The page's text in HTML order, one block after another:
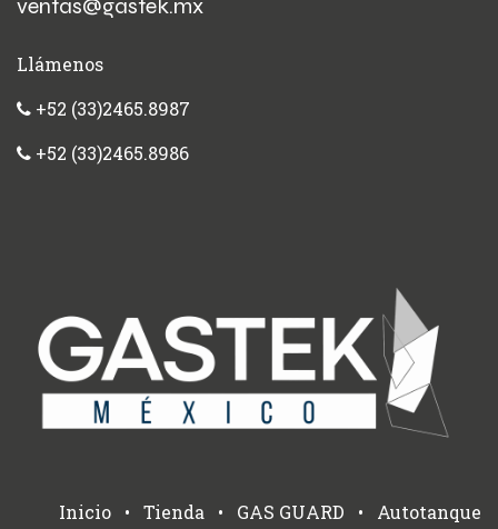
ventas@gastek.mx
Llámenos
+52 (33)2465.8987
+52 (33)2465.8986
Inicio • Tienda • GAS GUARD • Autotanque